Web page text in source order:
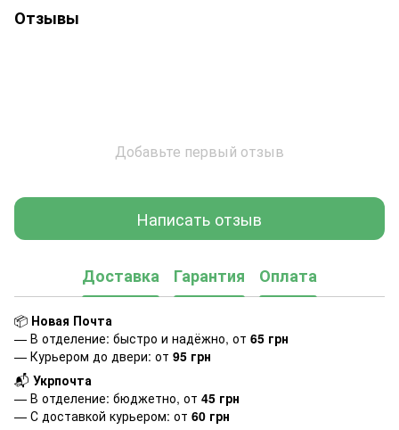
Отзывы
Добавьте первый отзыв
Написать отзыв
Доставка Гарантия Оплата
📦 Новая Почта
— В отделение: быстро и надёжно, от 65 грн
— Курьером до двери: от 95 грн
📬 Укрпочта
— В отделение: бюджетно, от 45 грн
— С доставкой курьером: от 60 грн